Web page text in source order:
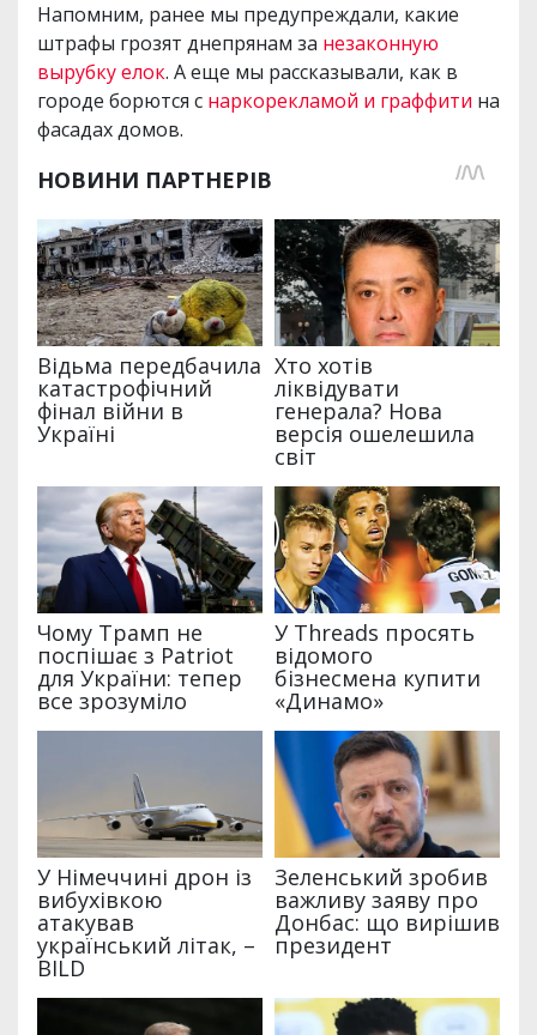
Напомним, ранее мы предупреждали, какие
штрафы грозят днепрянам за незаконную
вырубку елок. А еще мы рассказывали, как в
городе борются с наркорекламой и граффити на
фасадах домов.